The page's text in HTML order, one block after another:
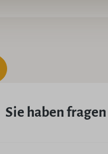
Sie haben